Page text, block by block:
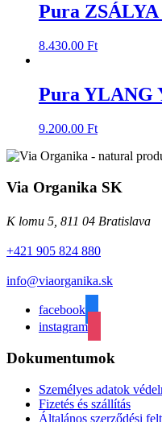
Pura
8.430.00 Ft
Pura YLANG
9.200.00 Ft
Via Organika SK
K lomu 5, 811 04 Bratislava
+421 905 824 880
info@viaorganika.sk
facebook
instagram
Dokumentumok
Személyes adatok
Fizetés és szállítás
Általános szerződési